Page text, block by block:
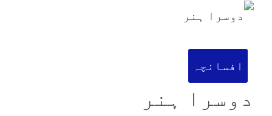
افسانچہ
دوسرا ہنر